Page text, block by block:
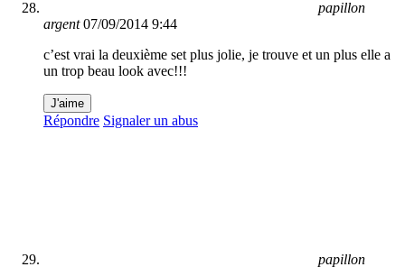
papillon
argent 07/09/2014 9:44
c’est vrai la deuxième set plus jolie, je trouve et un plus elle a
un trop beau look avec!!!
J'aime
Répondre Signaler un abus
papillon